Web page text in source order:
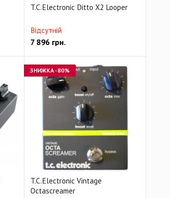
T.C.Electronic Ditto X2 Looper
Відсутній
7 896 грн.
T.C.Electronic Vintage
Octascreamer
ЗНИЖКА -80%